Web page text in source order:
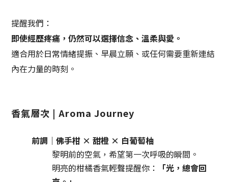
提醒我們：
即使經歷疼痛，仍然可以選擇信念、溫柔與愛。
適合用於日常情緒提振、早晨立願、 或任何需要重新連結
內在力量的時刻。
香氣層次 | Aroma Journey
前調｜佛手柑 × 甜橙 × 白葡萄柚
黎明前的空氣，希望第一次呼吸的瞬間。
明亮的柑橘香氣輕聲提醒你：
「光，總會回